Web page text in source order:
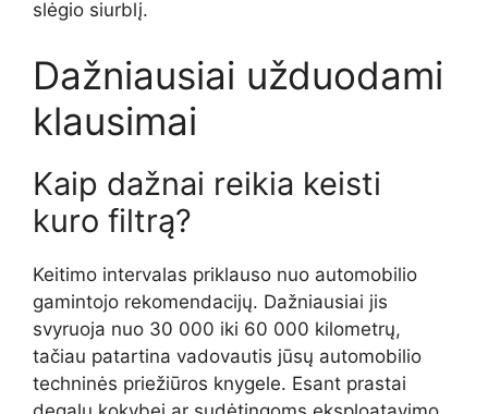
slėgio siurblį.
Dažniausiai užduodami
klausimai
Kaip dažnai reikia keisti
kuro filtrą?
Keitimo intervalas priklauso nuo automobilio
gamintojo rekomendacijų. Dažniausiai jis
svyruoja nuo 30 000 iki 60 000 kilometrų,
tačiau patartina vadovautis jūsų automobilio
techninės priežiūros knygele. Esant prastai